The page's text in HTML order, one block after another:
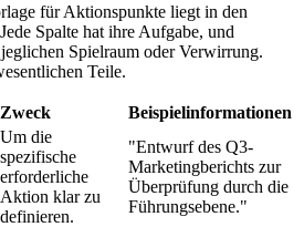
für Aktionspunkte liegt in den
Spalte hat ihre Aufgabe, und
Spielraum oder Verwirrung.
Teile.
Zweck Beispielinformationen
Um die
spezifische
erforderliche
Aktion klar zu
definieren.
"Entwurf des Q3-
Marketingberichts zur
Überprüfung durch die
Führungsebene."